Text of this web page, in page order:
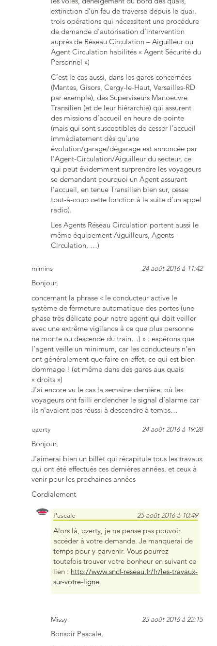
extinction d’un feu de traverse depuis le quai,
trois opérations qui nécessitent une procédure
de demande d’autorisation d’intervention
auprès de Réseau Circulation – Aiguilleur ou
Agent Circulation habilités « Agent Sécurité du
Personnel »)
C’est le cas aussi, dans les gares concernées
(Mantes, Gisors, Cergy-le-Haut, Versailles-RD
par exemple), des Superviseurs Manoeuvre
Transilien (et de leur hiérarchie) qui assurent
des missions d’accueil en heure de pointe
(mais qui sont susceptibles de cesser l’accueil
immédiatement dès qu’une
évolution/garage/dégarage est annoncée par
l’Agent-Circulation/Aiguilleur du secteur, ce
qui peut évidemment surprendre les voyageurs
se demandant pourquoi un Agent assurant
l’accueil, en tenue Transilien bien sur, cesse
tput-à-coup cette fonction à la suite d’un appel
radio).
Les Agents Réseau Circulation portent aussi le
même équipement Aiguilleurs, Agents-
Circulation, …)
mimins 24 août 2016 à 11:42
Bonjour,
concernant la phrase « le conducteur active le
système de fermeture automatique des portes (une
phase très délicate pour notre agent qui doit veiller
avec une extrême vigilance à ce que plus personne
ne monte ou descende du train…) » : espérons que
l’agent veille un minimum, car les conducteurs n’en
ont généralement que faire en effet, ce qui est bien
dommage ! (et même dans des gares aux quais
« droits »)
J’ai encore vu le cas la semaine dernière, où les
voyageurs ont failli enclencher le signal d’alarme car
ils n’avaient pas réussi à descendre à temps…
qzerty 24 août 2016 à 19:28
Bonjour,
J’aimerai bien un billet qui récapitule tous les travaux
qui ont été effectués ces dernières années, et ceux à
venir pour les prochaines années
Cordialement
Pascale 25 août 2016 à 10:49
Alors là, qzerty, je ne pense pas pouvoir
accéder à votre demande. Je manquerai de
temps pour y parvenir. Vous pourrez
toutefois trouver votre bonheur en suivant ce
lien : http://www.sncf-reseau.fr/fr/les-travaux-
sur-votre-ligne
Missy 25 août 2016 à 22:15
Bonsoir Pascale,